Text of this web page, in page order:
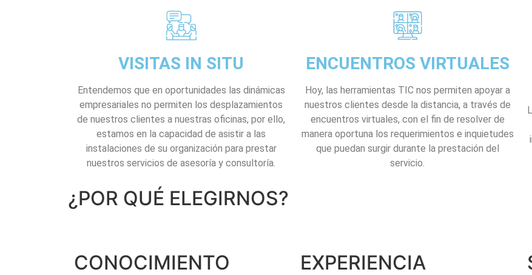
VISITAS IN SITU
Entendemos que en oportunidades las dinámicas
empresariales no permiten los desplazamientos
de nuestros clientes a nuestras oficinas, por ello,
estamos en la capacidad de asistir a las
instalaciones de su organización para prestar
nuestros servicios de asesoría y consultoría.
ENCUENTROS VIRTUALES
Hoy, las herramientas TIC nos permiten apoyar a
nuestros clientes desde la distancia, a través de
encuentros virtuales, con el fin de resolver de
manera oportuna los requerimientos e inquietudes
que puedan surgir durante la prestación del
servicio.
¿POR QUÉ ELEGIRNOS?
CONOCIMIENTO
EXPERIENCIA